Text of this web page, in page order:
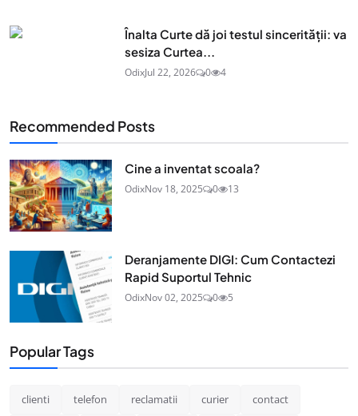
Înalta Curte dă joi testul sincerității: va
sesiza Curtea...
OdixJul 22, 2026 0 4
Recommended Posts
Cine a inventat scoala?
OdixNov 18, 2025 0 13
Deranjamente DIGI: Cum Contactezi
Rapid Suportul Tehnic
OdixNov 02, 2025 0 5
Popular Tags
clienti telefon reclamatii curier contact